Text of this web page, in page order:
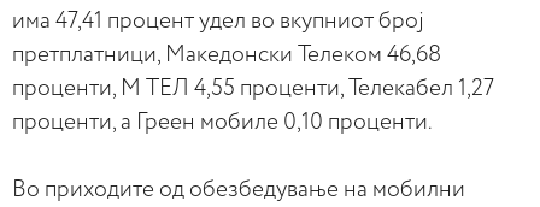
има 47,41 процент удел во вкупниот број
претплатници, Македонски Телеком 46,68
проценти, М ТЕЛ 4,55 проценти, Телекабел 1,27
проценти, а Греен мобиле 0,10 проценти.
Во приходите од обезбедување на мобилни